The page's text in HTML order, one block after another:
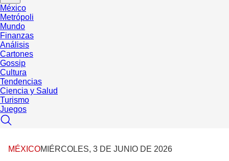
México
Metrópoli
Mundo
Finanzas
Análisis
Cartones
Gossip
Cultura
Tendencias
Ciencia y Salud
Turismo
Juegos
MÉXICOMIÉRCOLES, 3 DE JUNIO DE 2026